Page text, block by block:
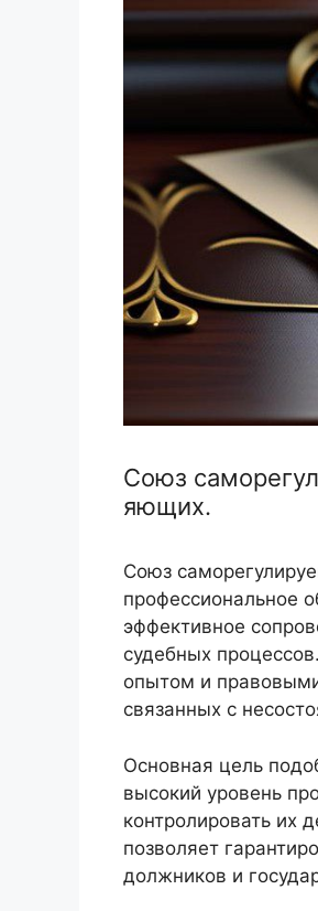
Союз
яющих.
Союз
профессиональное
эффективное
судебных
опытом и
связанных с
Основная цель
высокий уровень
контролировать их
позволяет
должников и